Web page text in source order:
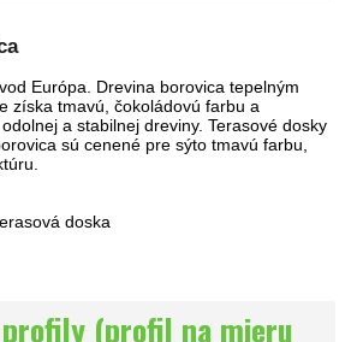
Európa. Drevina borovica tepelným
získa tmavú, čokoládovú farbu a
a stabilnej dreviny. Terasové dosky
sú cenené pre sýto tmavú farbu,
profily (profil na mieru